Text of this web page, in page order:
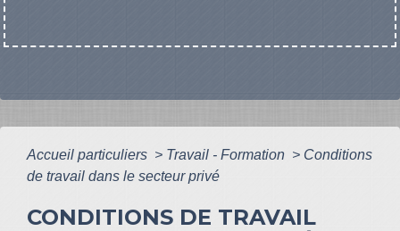
Accueil particuliers > Travail - Formation > Conditions
de travail dans le secteur privé
CONDITIONS DE TRAVAIL